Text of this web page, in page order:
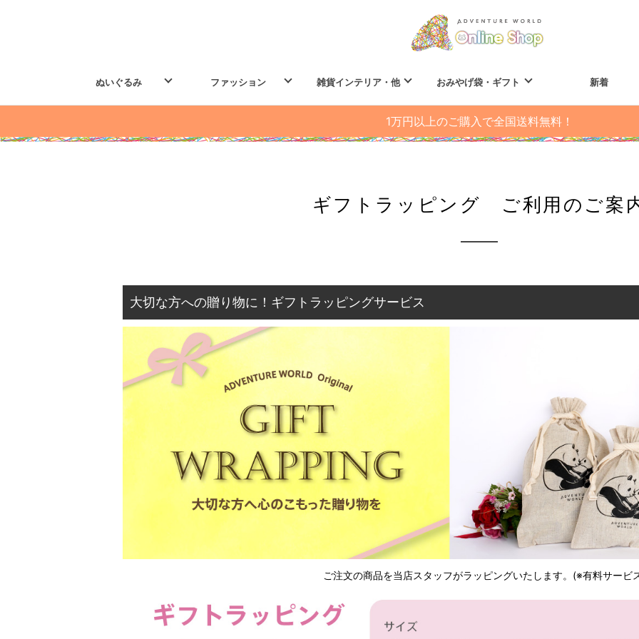
ぬいぐるみ ファッション 雑貨インテリア・他 おみやげ袋・ギフト 新着
1万円以上のご購入で全国送料無料！
ギフトラッピング ご利用のご案
大切な方への贈り物に！ギフトラッピングサービス
ご注文の商品を当店スタッフがラッピングいたします。(※有料サービ